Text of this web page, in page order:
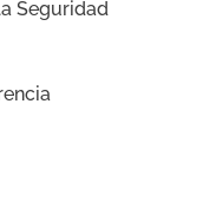
Seguridad